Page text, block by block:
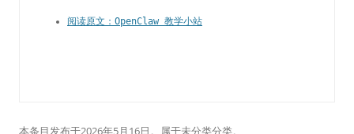
阅读原文：OpenClaw 教学小站
本条目发布于2026年5月16日。属于未分类分类。